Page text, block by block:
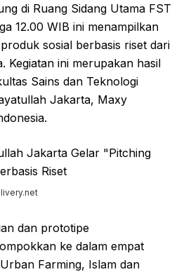
di Ruang Sidang Utama FST
12.00 WIB ini menampilkan
sosial berbasis riset dari
Kegiatan ini merupakan hasil
Sains dan Teknologi
Jakarta, Maxy
dan prototipe
ke dalam empat
Farming, Islam dan